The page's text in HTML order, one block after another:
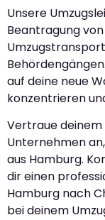
Unsere
Beantragung
auf deine neue
konzentrieren
Vertraue
Unternehmen
aus Hamburg.
dir einen
Hamburg nach
bei deinem